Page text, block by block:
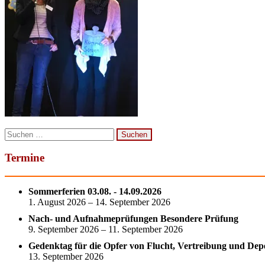
Suchen
nach:
Termine
Sommerferien 03.08. - 14.09.2026
1. August 2026 – 14. September 2026
Nach- und Aufnahmeprüfungen Besondere Prüfung
9. September 2026 – 11. September 2026
Gedenktag für die Opfer von Flucht, Vertreibung und
13. September 2026